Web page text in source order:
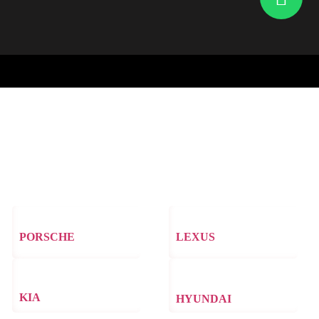
PORSCHE LEXUS
KIA HYUNDAI